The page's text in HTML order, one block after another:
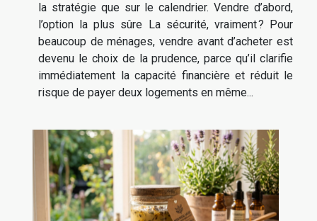
la stratégie que sur le calendrier. Vendre d’abord,
l’option la plus sûre La sécurité, vraiment ? Pour
beaucoup de ménages, vendre avant d’acheter est
devenu le choix de la prudence, parce qu’il clarifie
immédiatement la capacité financière et réduit le
risque de payer deux logements en même...